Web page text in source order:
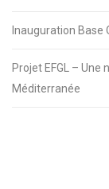
Inauguration Base
Projet EFGL –
Méditerranée